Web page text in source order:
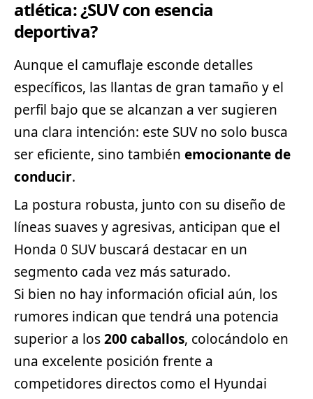
atlética: ¿SUV con esencia
deportiva?
Aunque el camuflaje esconde detalles
específicos, las llantas de gran tamaño y el
perfil bajo que se alcanzan a ver sugieren
una clara intención: este SUV no solo busca
ser eficiente, sino también emocionante de
conducir.
La postura robusta, junto con su diseño de
líneas suaves y agresivas, anticipan que el
Honda 0 SUV buscará destacar en un
segmento cada vez más saturado.
Si bien no hay información oficial aún, los
rumores indican que tendrá una potencia
superior a los200 caballos, colocándolo en
una excelente posición frente a
competidores directos como el Hyundai